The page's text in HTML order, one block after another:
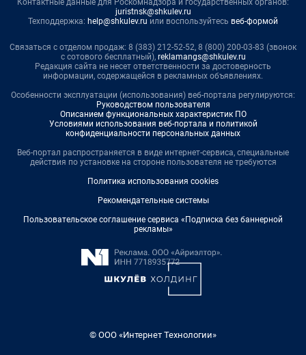
Контактные данные для Роскомнадзора и государственных органов:
juristnsk@shkulev.ru
Техподдержка: help@shkulev.ru или воспользуйтесь веб-формой
Связаться с отделом продаж: 8 (383) 212-52-52, 8 (800) 200-03-83 (звонок
с сотового бесплатный), reklamangs@shkulev.ru
Редакция сайта не несет ответственности за достоверность
информации, содержащейся в рекламных объявлениях.
Особенности эксплуатации (использования) веб-портала регулируются:
Руководством пользователя
Описанием функциональных характеристик ПО
Условиями использования веб-портала и политикой
конфиденциальности персональных данных
Веб-портал распространяется в виде интернет-сервиса, специальные
действия по установке на стороне пользователя не требуются
Политика использования cookies
Рекомендательные системы
Пользовательское соглашение сервиса «Подписка без баннерной
рекламы»
© ООО «Интернет Технологии»